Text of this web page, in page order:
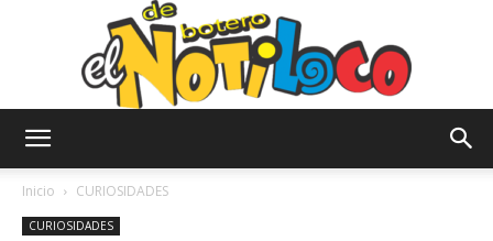
Inicio CURIOSIDADES
CURIOSIDADES